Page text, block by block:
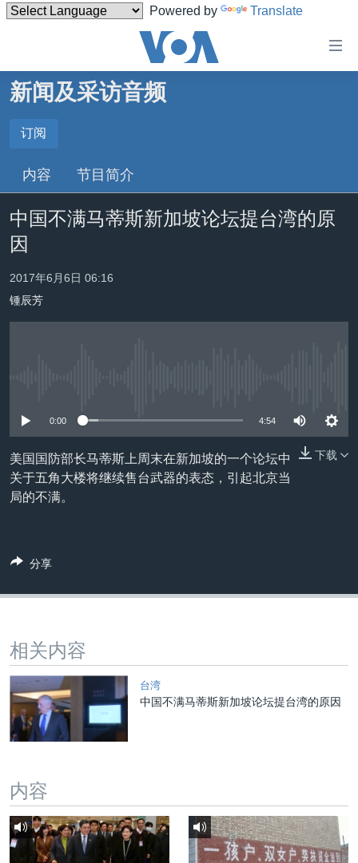
Powered by Translate
碍
链
到
内
容
跳
转
主页
美国
台湾
港澳
国际
最新国际新闻
印太
美洲
全球议题
分类新闻
经济·金融·贸易
劳工
美中关系
美中关系
美国建国250周年
埃博拉疫情
美国之音专访
台海两岸关系
南中国海争端
关注新疆
GEN Z 看美国
中文广播
关注我们
其他语言网站
新闻及采访音频
订阅
订阅
内容 节目简介
中国不满马蒂斯新加坡论坛提台湾的原
因
2017年6月6日 06:16
锺辰芳
0:00 4:54
下载
美国国防部长马蒂斯上周末在新加坡的一个论坛中
关于五角大楼将继续售台武器的表态，引起北京当
局的不满。
分享
相关内容
台湾
中国不满马蒂斯新加坡论坛提台湾的原因
内容